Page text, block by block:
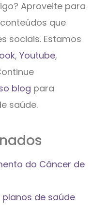
Aproveite para
que
sociais. Estamos
, Youtube,
blog para
saúde.
do Câncer de
de saúde